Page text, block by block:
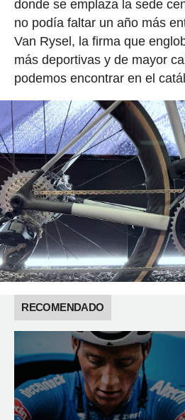
donde se emplaza la sede
no podía faltar un año más
Van Rysel, la firma que
más deportivas y de mayor
podemos encontrar en el
RECOMENDADO